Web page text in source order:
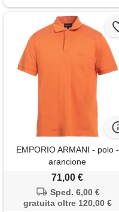
EMPORIO ARMANI - polo -
arancione
71,00 €
Sped. 6,00 €
gratuita oltre 120,00 €